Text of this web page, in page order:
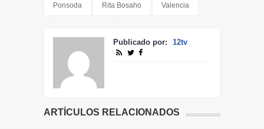
Ponsoda Rita Bosaho Valencia
Publicado por: 12tv
ARTÍCULOS RELACIONADOS